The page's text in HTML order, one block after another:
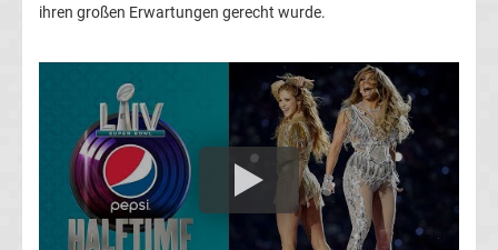
Rennkalender
Transfergerüchte
ihren großen Erwartungen gerecht wurde.